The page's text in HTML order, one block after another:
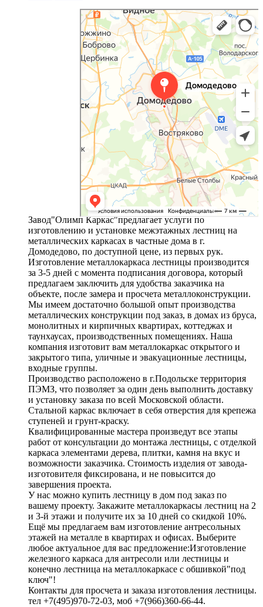
Завод"Олимп Каркас"предлагает услуги по
изготовлению и установке межэтажных лестниц на
металлических каркасах в частные дома в г.
Домодедово, по доступной цене, из первых рук.
Изготовление металлокаркаса лестницы производится
за 3-5 дней с момента подписания договора, который
предлагаем заключить для удобства заказчика на
объекте, после замера и просчета металлоконструкции.
Мы имеем достаточно большой опыт производства
металлических конструкции под заказ, в домах из бруса,
монолитных и кирпичных квартирах, коттеджах и
таунхаусах, производственных помещениях. Наша
компания изготовит вам металлокаркас открытого и
закрытого типа, уличные и эвакуационные лестницы,
входные группы.
Производство расположено в г.Подольске территория
ПЭМЗ, что позволяет за один день выполнить доставку
и установку заказа по всей Московской области.
Стальной каркас включает в себя отверстия для крепежа
ступеней и грунт-краску.
Квалифицированные мастера произведут все этапы
работ от консультации до монтажа лестницы, с отделкой
каркаса элементами дерева, плитки, камня на вкус и
возможности заказчика. Стоимость изделия от завода-
изготовителя фиксирована, и не повысится до
завершения проекта.
У нас можно купить лестницу в дом под заказ по
вашему проекту. Закажите металлокаркасы лестниц на 2
и 3-й этажи и получите их за 10 дней со скидкой 10%.
Ещё мы предлагаем вам изготовление антресольных
этажей на металле в квартирах и офисах. Выберите
любое актуальное для вас предложение:Изготовление
железного каркаса для антресоли или лестницы и
конечно лестница на металлокаркасе с обшивкой"под
ключ"!
Контакты для просчета и заказа изготовления лестницы.
тел +7(495)970-72-03, моб +7(966)360-66-44.